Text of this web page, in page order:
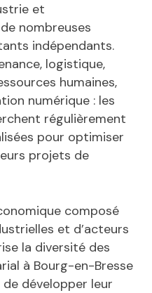
et
nombreuses
indépendants.
logistique,
humaines,
numérique : les
régulièrement
pour optimiser
projets de
composé
et d’acteurs
la diversité des
à Bourg-en-Bresse
développer leur